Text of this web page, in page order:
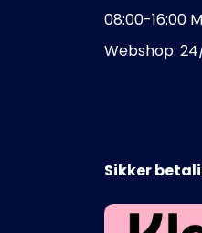
08:00-16:00
Webshop:
Sikker